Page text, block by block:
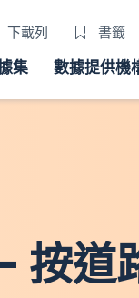
下載列 書籤
集 數據提供機
按道